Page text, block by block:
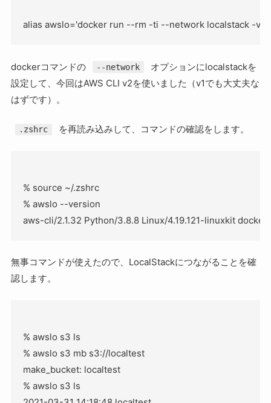
dockerコマンドの --network
オプションにlocalstackを
設定して、今回はAWS CLI v2を使いました（v1でも大丈夫な
はずです）。
.zshrc を再読み込みして、コマンドの確認をします。
% source ~/.zshrc
% awslo --version
無事コマンドが使えたので、LocalStackにつながることを確
認します。
% awslo s3 ls
% awslo s3 mb s3://localtest
make_bucket: localtest
% awslo s3 ls